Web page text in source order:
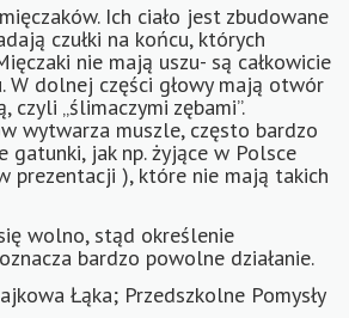
Ich ciało jest zbudowane
czułki na końcu, których
nie mają uszu- są całkowicie
W dolnej części głowy mają otwór
czyli „ślimaczymi zębami”.
wytwarza muszle, często bardzo
gatunki, jak np. żyjące w Polsce
prezentacji ), które nie mają takich
wolno, stąd określenie
bardzo powolne działanie.
Łąka; Przedszkolne Pomysły